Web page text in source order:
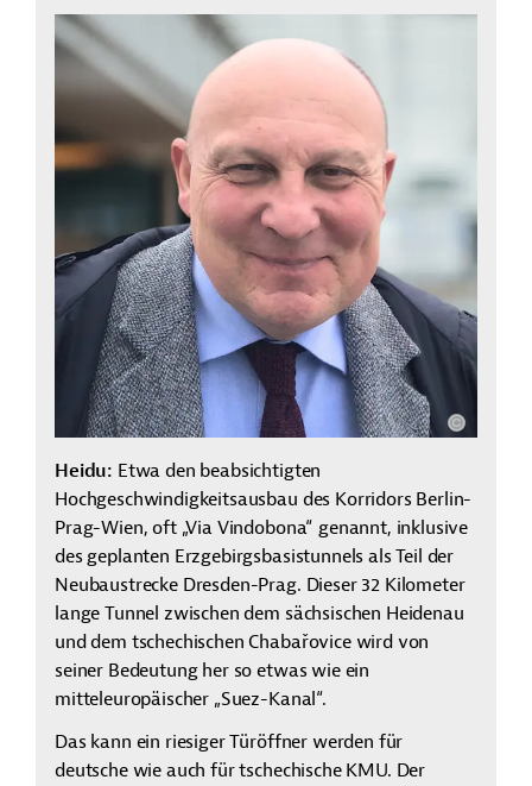
Heidu: Etwa den beabsichtigten
Hochgeschwindigkeitsausbau des Korridors Berlin-
Prag-Wien, oft „Via Vindobona“ genannt, inklusive
des geplanten Erzgebirgsbasistunnels als Teil der
Neubaustrecke Dresden-Prag. Dieser 32 Kilometer
lange Tunnel zwischen dem sächsischen Heidenau
und dem tschechischenChabařovicewird von
seiner Bedeutung her so etwas wie ein
mitteleuropäischer „Suez-Kanal“.
Das kann ein riesiger Türöffner werden für
deutsche wie auch für tschechische KMU. Der